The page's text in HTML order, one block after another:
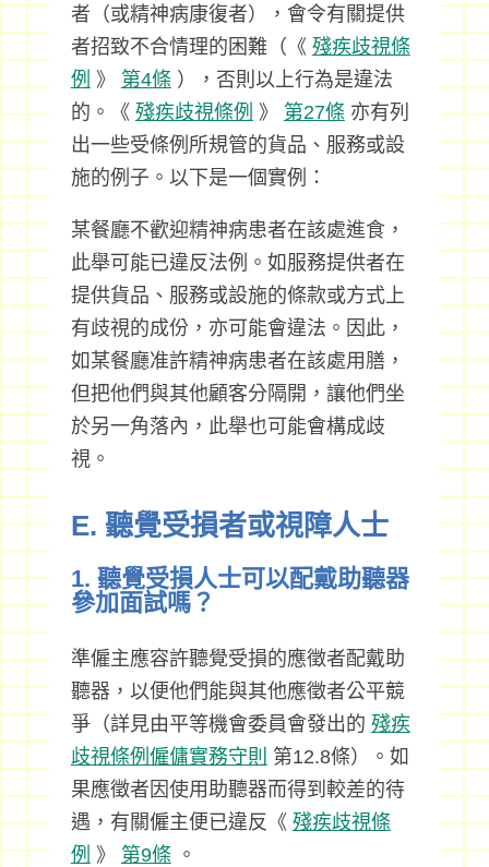
者（或精神病康復者），會令有關提供
者招致不合情理的困難（《 殘疾歧視條
例 》 第4條 ），否則以上行為是違法
的。《 殘疾歧視條例 》 第27條 亦有列
出一些受條例所規管的貨品、服務或設
施的例子。以下是一個實例：
某餐廳不歡迎精神病患者在該處進食，
此舉可能已違反法例。如服務提供者在
提供貨品、服務或設施的條款或方式上
有歧視的成份，亦可能會違法。因此，
如某餐廳准許精神病患者在該處用膳，
但把他們與其他顧客分隔開，讓他們坐
於另一角落內，此舉也可能會構成歧
視。
E. 聽覺受損者或視障人士
1. 聽覺受損人士可以配戴助聽器
參加面試嗎？
準僱主應容許聽覺受損的應徵者配戴助
聽器，以便他們能與其他應徵者公平競
爭（詳見由平等機會委員會發出的 殘疾
歧視條例僱傭實務守則 第12.8條）。如
果應徵者因使用助聽器而得到較差的待
遇，有關僱主便已違反《 殘疾歧視條
例 》 第9條 。